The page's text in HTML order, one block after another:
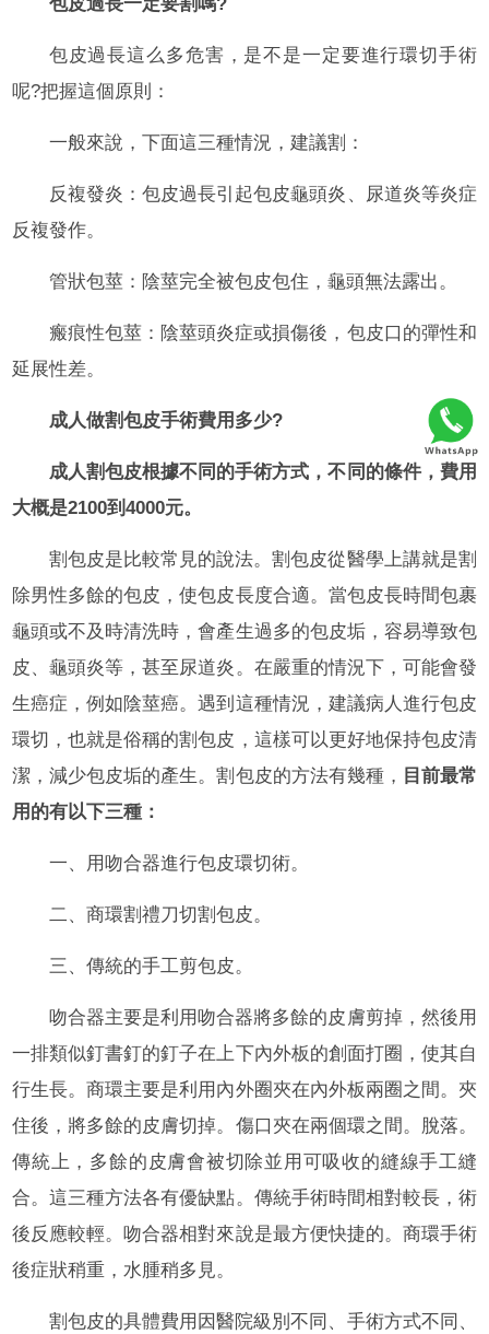
包皮過長一定要割嗎?
包皮過長這么多危害，是不是一定要進行環切手術
呢?把握這個原則：
一般來說，下面這三種情況，建議割：
反複發炎：包皮過長引起包皮龜頭炎、尿道炎等炎症
反複發作。
管狀包莖：陰莖完全被包皮包住，龜頭無法露出。
瘢痕性包莖：陰莖頭炎症或損傷後，包皮口的彈性和
延展性差。
成人做割包皮手術費用多少?
成人割包皮根據不同的手術方式，不同的條件，費用
大概是2100到4000元。
割包皮是比較常見的說法。割包皮從醫學上講就是割
除男性多餘的包皮，使包皮長度合適。當包皮長時間包裹
龜頭或不及時清洗時，會產生過多的包皮垢，容易導致包
皮、龜頭炎等，甚至尿道炎。在嚴重的情況下，可能會發
生癌症，例如陰莖癌。遇到這種情況，建議病人進行包皮
環切，也就是俗稱的割包皮，這樣可以更好地保持包皮清
潔，減少包皮垢的產生。割包皮的方法有幾種， 目前最常
用的有以下三種：
一、用吻合器進行包皮環切術。
二、商環割禮刀切割包皮。
三、傳統的手工剪包皮。
吻合器主要是利用吻合器將多餘的皮膚剪掉，然後用
一排類似釘書釘的釘子在上下內外板的創面打圈，使其自
行生長。商環主要是利用內外圈夾在內外板兩圈之間。夾
住後，將多餘的皮膚切掉。傷口夾在兩個環之間。脫落。
傳統上，多餘的皮膚會被切除並用可吸收的縫線手工縫
合。這三種方法各有優缺點。傳統手術時間相對較長，術
後反應較輕。吻合器相對來說是最方便快捷的。商環手術
後症狀稍重，水腫稍多見。
割包皮的具體費用因醫院級別不同、手術方式不同、